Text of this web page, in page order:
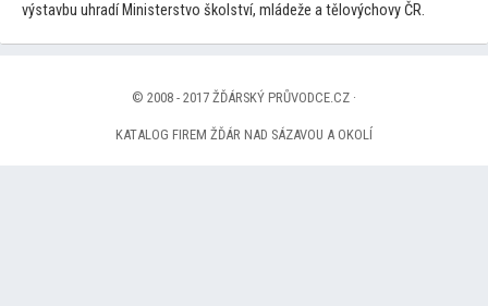
výstavbu uhradí Ministerstvo školství, mládeže a tělovýchovy ČR.
© 2008 - 2017 ŽĎÁRSKÝ PRŮVODCE.CZ ·
KATALOG FIREM ŽĎÁR NAD SÁZAVOU A OKOLÍ